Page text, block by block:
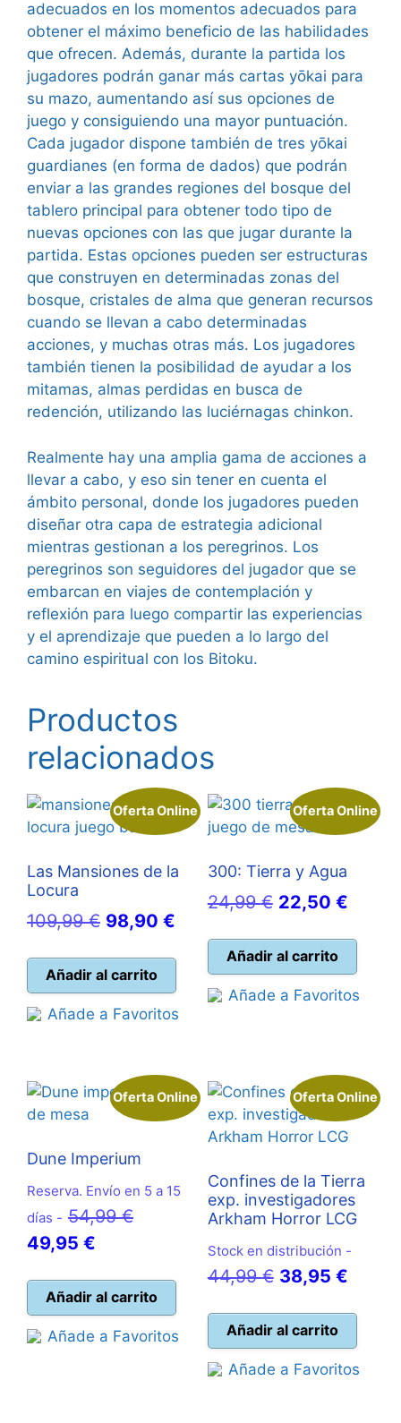
adecuados en los momentos adecuados para
obtener el máximo beneficio de las habilidades
que ofrecen. Además, durante la partida los
jugadores podrán ganar más cartas yōkai para
su mazo, aumentando así sus opciones de
juego y consiguiendo una mayor puntuación.
Cada jugador dispone también de tres yōkai
guardianes (en forma de dados) que podrán
enviar a las grandes regiones del bosque del
tablero principal para obtener todo tipo de
nuevas opciones con las que jugar durante la
partida. Estas opciones pueden ser estructuras
que construyen en determinadas zonas del
bosque, cristales de alma que generan recursos
cuando se llevan a cabo determinadas
acciones, y muchas otras más. Los jugadores
también tienen la posibilidad de ayudar a los
mitamas, almas perdidas en busca de
redención, utilizando las luciérnagas chinkon.
Realmente hay una amplia gama de acciones a
llevar a cabo, y eso sin tener en cuenta el
ámbito personal, donde los jugadores pueden
diseñar otra capa de estrategia adicional
mientras gestionan a los peregrinos. Los
peregrinos son seguidores del jugador que se
embarcan en viajes de contemplación y
reflexión para luego compartir las experiencias
y el aprendizaje que pueden a lo largo del
camino espiritual con los Bitoku.
Productos
relacionados
Oferta Online
Las Mansiones de la
Locura
109,99€ El
original
era:
109,99 €.
98,90 €
precio
actual
98,90 €.
Añadir al carrito
Añade a Favoritos
Oferta Online
300: Tierra y Agua
24,99€ El
original
era:
24,99 €.
22,50 €El
es:
22,50
Añadir al carrito
Añade a Favoritos
Oferta Online
Dune Imperium
Reserva. Envío en 5 a 15
días - 54,99€El
era:
54,99 €.
49,95 €
actual
es:
49,95 €.
Añadir al carrito
Añade a Favoritos
Oferta Online
Confines de la Tierra
exp. investigadores
Arkham Horror LCG
Stock en distribución -
44,99€ El
original
era:
44,99 €.
38,95 €El
es:
38,95
Añadir al carrito
Añade a Favoritos